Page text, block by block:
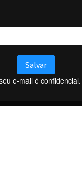
e-mail é confidencial.